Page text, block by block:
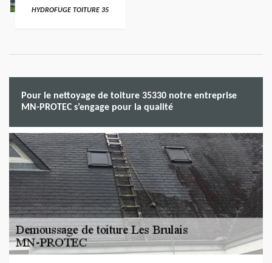
HYDROFUGE TOITURE 35
Pour le nettoyage de toiture 35330 notre entreprise
MN-PROTEC s’engage pour la qualité